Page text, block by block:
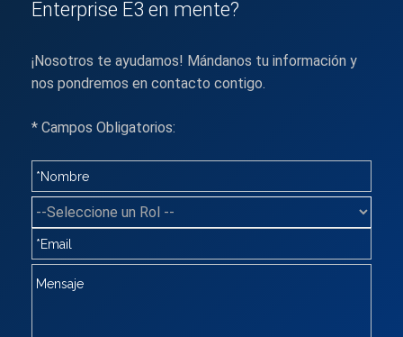
Enterprise E3 en mente?
¡Nosotros te ayudamos! Mándanos tu información y
nos pondremos en contacto contigo.
* Campos Obligatorios: